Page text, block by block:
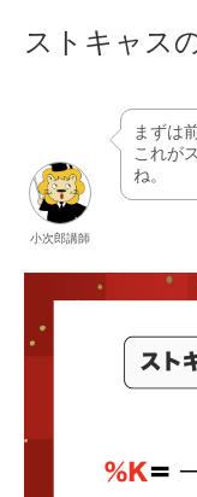
ストキャス
小次郎講師
まずは
これが
ね。